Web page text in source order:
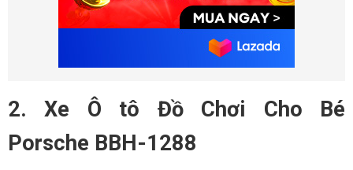
2. Xe Ô tô Đồ Chơi Cho Bé
Porsche BBH-1288